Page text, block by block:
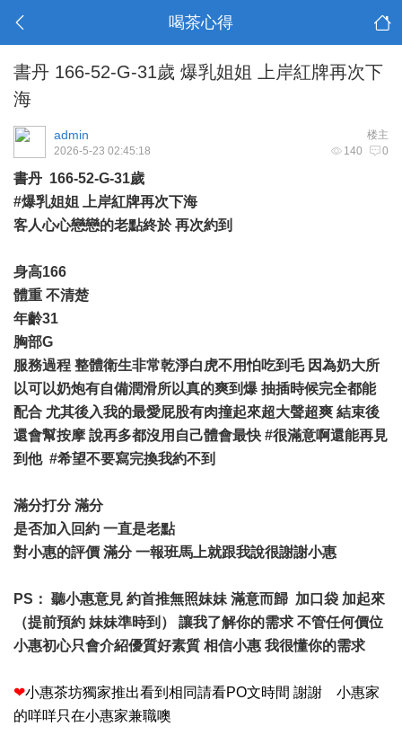
喝茶心得
書丹 166-52-G-31歲 爆乳姐姐 上岸紅牌再次下
海
楼主
admin
140 0
2026-5-23 02:45:18
書丹 166-52-G-31歲
#爆乳姐姐 上岸紅牌再次下海
客人心心戀戀的老點終於 再次約到
身高166
體重 不清楚
年齡31
胸部G
服務過程 整體衛生非常乾淨白虎不用怕吃到毛 因為奶大所
以可以奶炮有自備潤滑所以真的爽到爆 抽插時候完全都能
配合 尤其後入我的最愛屁股有肉撞起來超大聲超爽 結束後
還會幫按摩 說再多都沒用自己體會最快 #很滿意啊還能再見
到他 #希望不要寫完換我約不到
滿分打分 滿分
是否加入回約 一直是老點
對小惠的評價 滿分 一報班馬上就跟我說很謝謝小惠
PS： 聽小惠意見 約首推無照妹妹 滿意而歸 加口袋 加起來
（提前預約 妹妹準時到） 讓我了解你的需求 不管任何價位
小惠初心只會介紹優質好素質 相信小惠 我很懂你的需求
❤小惠茶坊獨家推出看到相同請看PO文時間 謝謝 小惠家
的咩咩只在小惠家兼職噢